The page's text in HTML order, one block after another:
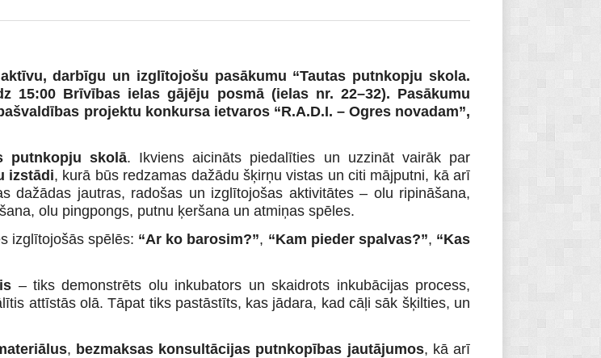
darbīgu un izglītojošu pasākumu “Tautas putnkopju skola.
15:00 Brīvības ielas gājēju posmā (ielas nr. 22–32). Pasākumu
projektu konkursa ietvaros “R.A.D.I. – Ogres novadam”,
putnkopju skolā. Ikviens aicināts piedalīties un uzzināt vairāk par
izstādi, kurā būs redzamas dažādu šķirņu vistas un citi mājputni, kā arī
dažādas jautras, radošas un izglītojošas aktivitātes – olu ripināšana,
olu pingpongs, putnu ķeršana un atmiņas spēles.
izglītojošās spēlēs: “Ar ko barosim?”, “Kam pieder spalvas?”, “Kas
– tiks demonstrēts olu inkubators un skaidrots inkubācijas process,
attīstās olā. Tāpat tiks pastāstīts, kas jādara, kad cāļi sāk šķilties, un
, bezmaksas konsultācijas putnkopības jautājumos, kā arī